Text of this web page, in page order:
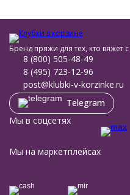
Бренд пряжи для тех, кто вяжет
8 (800) 505-48-49
8 (495) 723-12-96
post@klubki-v-korzinke.ru
Telegram
Мы в соцсетях
Мы на маркетплейсах